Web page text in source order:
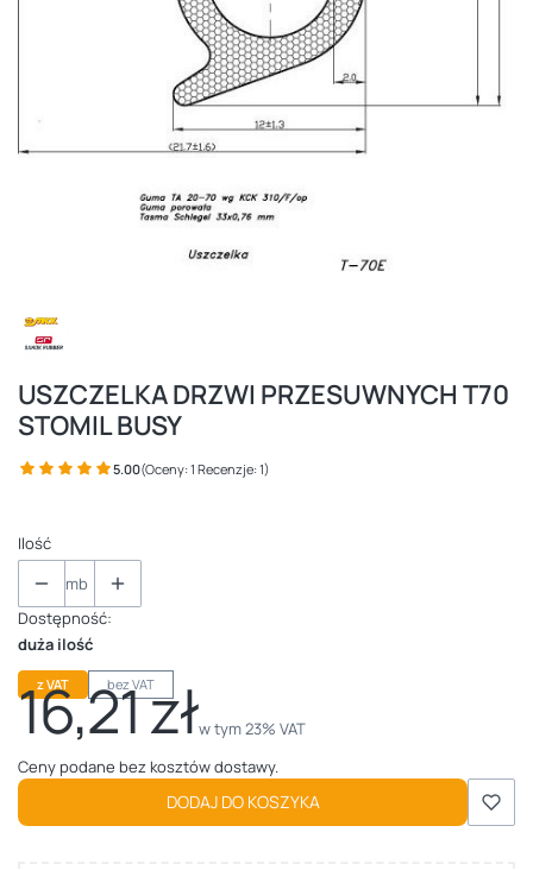
USZCZELKA DRZWI PRZESUWNYCH T70
STOMIL BUSY
5.00(Oceny: 1 Recenzje: 1)
Ilość
mb
Dostępność:
duża ilość
z VAT bez VAT
Cena
16,21 złw tym 23% VAT
w tym23% VAT
Ceny podane bez kosztów dostawy.
DODAJ DO KOSZYKA